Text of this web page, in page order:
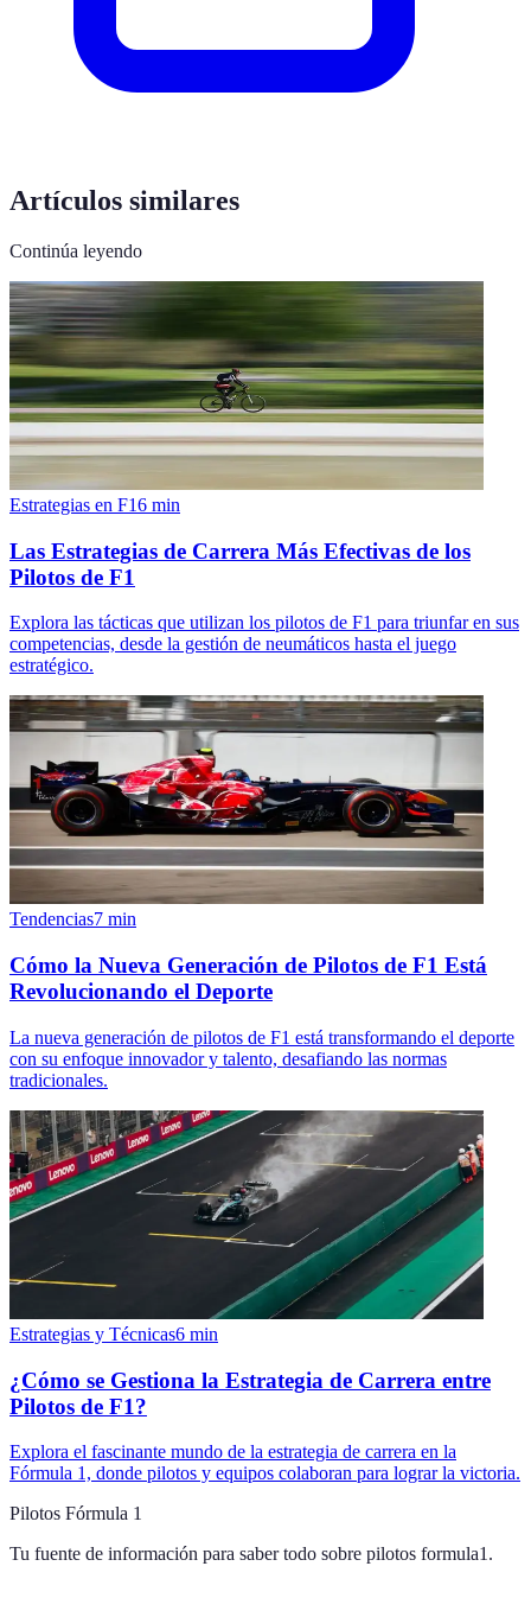
Artículos similares
Continúa leyendo
Estrategias en F16 min
Las Estrategias de Carrera Más Efectivas de los
Pilotos de F1
Explora las tácticas que utilizan los pilotos de F1 para triunfar en sus
competencias, desde la gestión de neumáticos hasta el juego
estratégico.
Tendencias7 min
Cómo la Nueva Generación de Pilotos de F1 Está
Revolucionando el Deporte
La nueva generación de pilotos de F1 está transformando el deporte
con su enfoque innovador y talento, desafiando las normas
tradicionales.
Estrategias y Técnicas6 min
¿Cómo se Gestiona la Estrategia de Carrera entre
Pilotos de F1?
Explora el fascinante mundo de la estrategia de carrera en la
Fórmula 1, donde pilotos y equipos colaboran para lograr la victoria.
Pilotos Fórmula 1
Tu fuente de información para saber todo sobre pilotos formula1 .